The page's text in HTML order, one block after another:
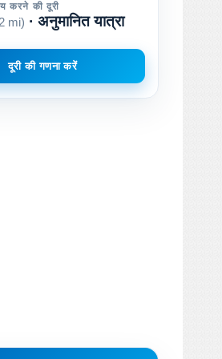
करने की दूरी
mi) · अनुमानित यात्रा
दूरी की गणना करें